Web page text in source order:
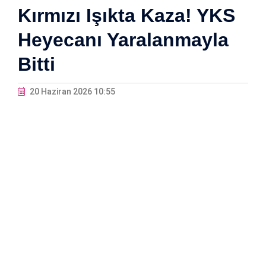
Kırmızı Işıkta Kaza! YKS
Heyecanı Yaralanmayla
Bitti
20 Haziran 2026 10:55